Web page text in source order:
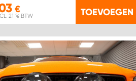
€
21 % BTW TOEVOEGEN